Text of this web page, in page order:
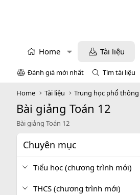
Home Tài liệu
Đánh giá mới nhất Tìm tài liệu
Home Tài liệu Trung học phổ thông
Bài giảng Toán 12
Bài giảng Toán 12
Chuyên mục
Tiểu học (chương trình mới)
THCS (chương trình mới)